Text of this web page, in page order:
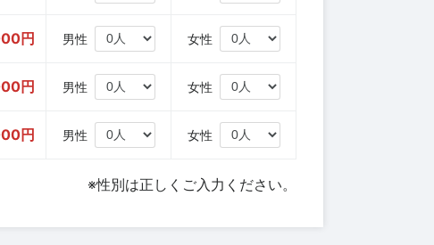
円 男性 女性
円 男性 女性
円 男性 女性
※性別は正しくご入力ください。